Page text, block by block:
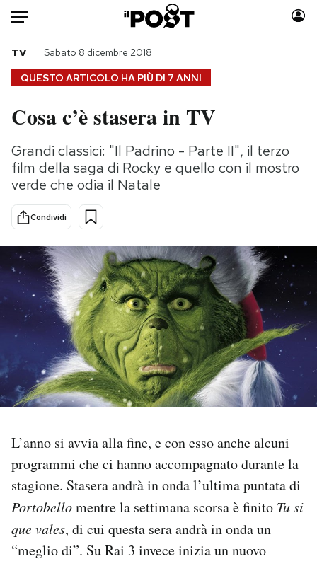
HOME
Italia
Politica
Tecnologia
Scienza
Economia
Sport
Moda
Consumismi
Storie/Idee
Altrecose
Mondiali calcio 2026
PODCAST
NEWSLETTER
I MIEI PREFERITI
SHOP
CALENDARIO
QUESTO ARTICOLO HA PIÙ DI 7 ANNI
TV Sabato 8 dicembre 2018
Cosa c’è stasera in TV
Grandi classici: "Il Padrino - Parte II", il terzo
film della saga di Rocky e quello con il mostro
verde che odia il Natale
Condividi
L’anno si avvia alla fine, e con esso anche alcuni
programmi che ci hanno accompagnato durante la
stagione. Stasera andrà in onda l’ultima puntata di
Portobellomentre la settimana scorsa è finito Tu si
que vales, di cui questa sera andrà in onda un
“meglio di”. Su Rai 3 invece inizia un nuovo